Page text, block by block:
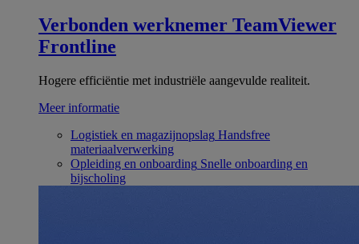
Verbonden werknemer TeamViewer
Frontline
Hogere efficiëntie met industriële aangevulde realiteit.
Meer informatie
Logistiek en magazijnopslag Handsfree
materiaalverwerking
Opleiding en onboarding Snelle onboarding en
bijscholing